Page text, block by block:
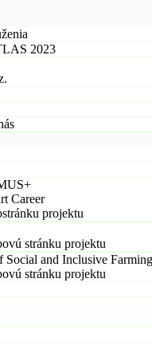
2023
Career
projektu
stránku projektu
Social and Inclusive Farming
stránku projektu